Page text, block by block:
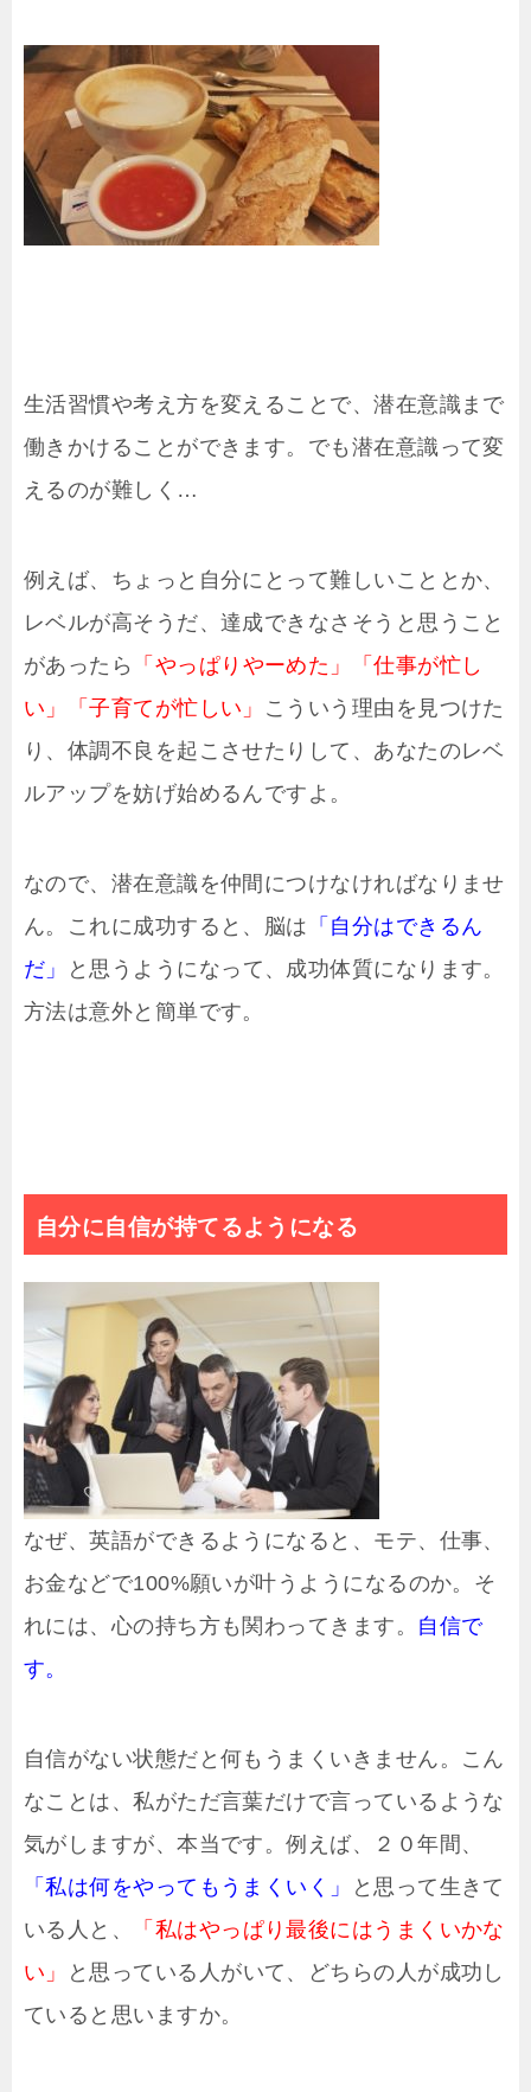
生活習慣や考え方を変えることで、潜在意識まで
働きかけることができます。でも潜在意識って変
えるのが難しく…
例えば、ちょっと自分にとって難しいこととか、
レベルが高そうだ、達成できなさそうと思うこと
があったら
「やっぱりやーめた」「仕事が忙し
い」「子育てが忙しい」
こういう理由を見つけた
り、体調不良を起こさせたりして、あなたのレベ
ルアップを妨げ始めるんですよ。
なので、潜在意識を仲間につけなければなりませ
ん。これに成功すると、脳は 「自分はできるん
だ」
と思うようになって、成功体質になります。
方法は意外と簡単です。
自分に自信が持てるようになる
なぜ、英語ができるようになると、モテ、仕事、
お金などで100%願いが叶うようになるのか。そ
れには、心の持ち方も関わってきます。 自信で
す。
自信がない状態だと何もうまくいきません。こん
なことは、私がただ言葉だけで言っているような
気がしますが、本当です。例えば、２０年間、
「私は何をやってもうまくいく」
と思って生きて
いる人と、
「私はやっぱり最後にはうまくいかな
い」
と思っている人がいて、どちらの人が成功し
ていると思いますか。